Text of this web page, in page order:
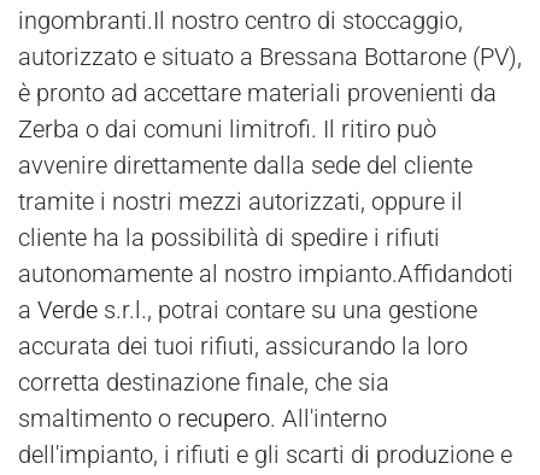
ingombranti.Il nostro centro di stoccaggio,
autorizzato e situato a Bressana Bottarone (PV),
è pronto ad accettare materiali provenienti da
Zerba o dai comuni limitrofi. Il ritiro può
avvenire direttamente dalla sede del cliente
tramite i nostri mezzi autorizzati, oppure il
cliente ha la possibilità di spedire i rifiuti
autonomamente al nostro impianto.Affidandoti
a Verde s.r.l., potrai contare su una gestione
accurata dei tuoi rifiuti, assicurando la loro
corretta destinazione finale, che sia
smaltimento o recupero. All'interno
dell'impianto, i rifiuti e gli scarti di produzione e